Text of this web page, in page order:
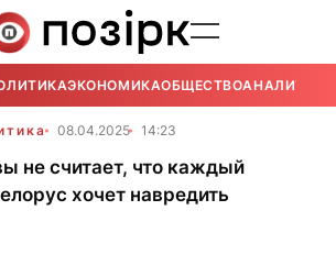
ЭКОНОМИКАОБЩЕСТВОАНАЛИТИКА
08.04.2025 14:23
не считает, что каждый
хочет навредить